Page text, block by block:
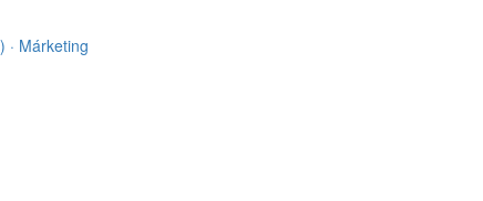
· Márketing